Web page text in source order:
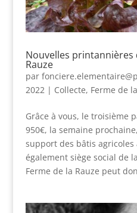
Nouvelles printannières
Rauze
par
2022| Collecte, Ferme de
Grâce à vous, le troisième
950€, la semaine
support des bâtis
également siège social de
Ferme de la Rauze peut